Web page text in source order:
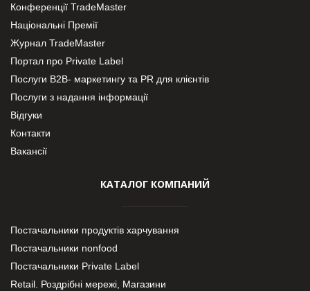
Конференції TradeMaster
Національні Премії
Журнал TradeMaster
Портал про Private Label
Послуги В2В- маркетингу та PR для клієнтів
Послуги з надання інформації
Відгуки
Контакти
Вакансії
КАТАЛОГ КОМПАНИЙ
Постачальники продуктів харчування
Постачальники nonfood
Постачальники Private Label
Retail. Роздрібні мережі, Магазини